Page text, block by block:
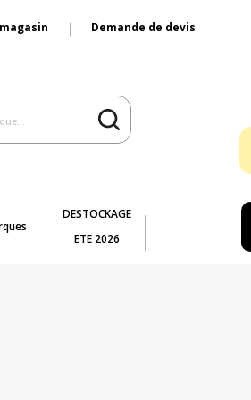
Demande de devis
DESTOCKAGE
ETE 2026